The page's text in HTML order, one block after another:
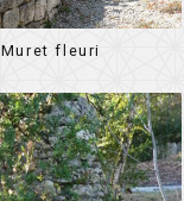
Muret fleuri